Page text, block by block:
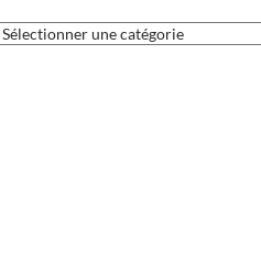
Catégories